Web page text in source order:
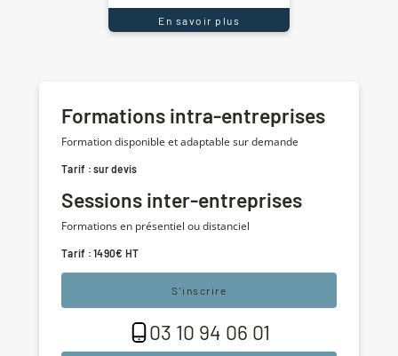
Formations intra-entreprises
Formation disponible et adaptable sur demande
Tarif : sur devis
Sessions inter-entreprises
Formations en présentiel ou distanciel
Tarif : 1490€ HT
S'inscrire
03 10 94 06 01
En savoir plus